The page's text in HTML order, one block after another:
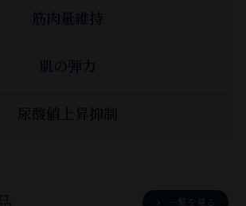
筋肉量維持
肌の弾力
尿酸値上昇抑制
一覧を見る